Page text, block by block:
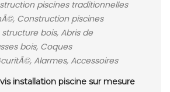
piscines traditionnelles
Construction piscines
bois, Abris de
bois, Coques
Alarmes, Accessoires
installation piscine sur mesure